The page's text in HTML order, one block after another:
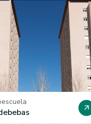
arrow_outward